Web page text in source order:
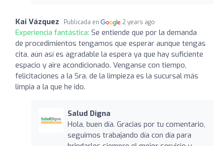
Kai Vázquez Publicada en 2 years ago
Experiencia fantástica: Se entiende que por la demanda
de procedimientos tengamos que esperar aunque tengas
cita, aún así es agradable la espera ya que hay suficiente
espacio y aire acondicionado. Venganse con tiempo,
felicitaciones a la Sra. de la limpieza es la sucursal más
limpia a la que he ido.
Salud Digna
Hola, buen día. Gracias por tu comentario,
seguimos trabajando día con día para